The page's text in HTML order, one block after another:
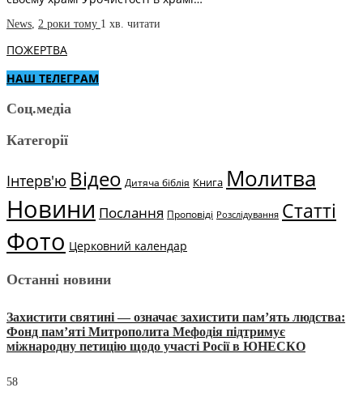
News, 2 роки тому 1 хв. читати
ПОЖЕРТВА
НАШ ТЕЛЕГРАМ
Соц.медіа
Категорії
Інтерв'ю Відео Дитяча біблія Книга Молитва
Новини Послання Проповіді Розслідування Статті
Фото Церковний календар
Останні новини
Захистити святині — означає захистити пам’ять людства:
Фонд пам’яті Митрополита Мефодія підтримує
міжнародну петицію щодо участі Росії в ЮНЕСКО
58